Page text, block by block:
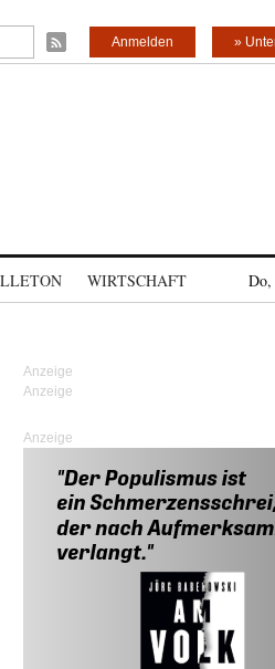
»
Anmelden
WIRTSCHAFT Do,
Anzeige